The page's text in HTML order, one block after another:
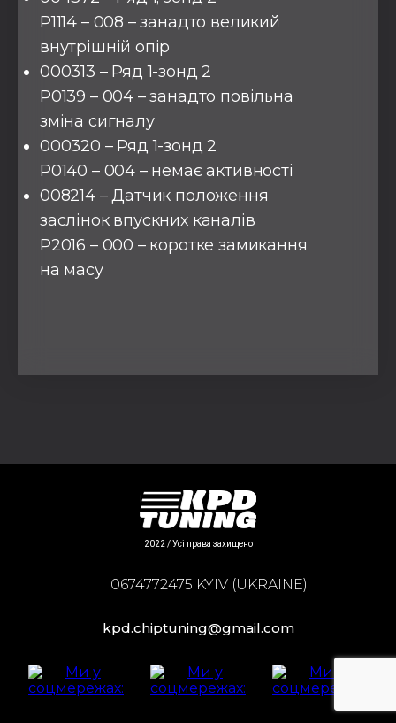
P1114 – 008 – занадто великий
внутрішній опір
000313 – Ряд 1-зонд 2
P0139 – 004 – занадто повільна
зміна сигналу
000320 – Ряд 1-зонд 2
P0140 – 004 – немає активності
008214 – Датчик положення
заслінок впускних каналів
P2016 – 000 – коротке замикання
на масу
2022 / Усі права захищено
0674772475 KYIV (UKRAINE)
kpd.chiptuning@gmail.com